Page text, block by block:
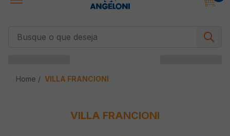
VILLA FRANCIONI
VILLA FRANCIONI